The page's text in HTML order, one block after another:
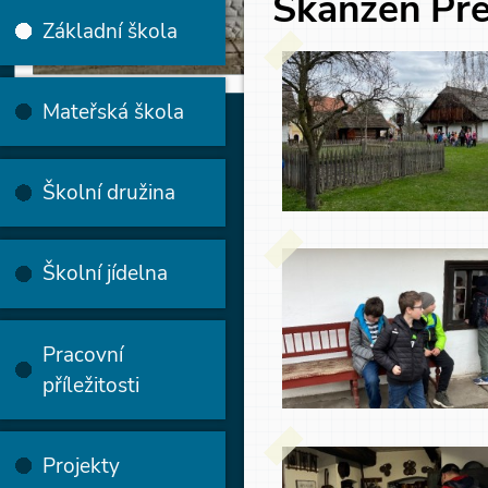
Základní škola
Mateřská škola
Školní družina
Školní jídelna
Pracovní
příležitosti
Projekty